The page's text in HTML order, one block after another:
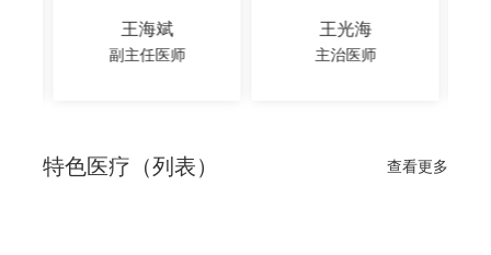
王海斌
副主任医师
王光海
主治医师
特色医疗（列表） 查看更多